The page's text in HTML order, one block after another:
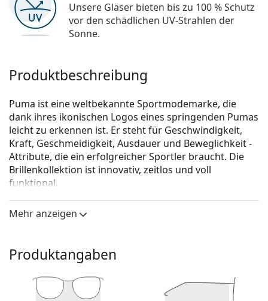
Unsere Gläser bieten bis zu 100 % Schutz
vor den schädlichen UV-Strahlen der
Sonne.
Produktbeschreibung
Puma ist eine weltbekannte Sportmodemarke, die
dank ihres ikonischen Logos eines springenden Pumas
leicht zu erkennen ist. Er steht für Geschwindigkeit,
Kraft, Geschmeidigkeit, Ausdauer und Beweglichkeit -
Attribute, die ein erfolgreicher Sportler braucht. Die
Brillenkollektion ist innovativ, zeitlos und voll
funktional.
Puma PU0387O 002 57ist eine Brille für Männer.
Brillenfassung
kühlen Hauttönen und hellbraunem, schwarzem
Eine rechteckige Rahmenform ist eine ideale Wahl
für Menschen mit einer ovalen oder runden
Mehr anzeigen
Produktangaben